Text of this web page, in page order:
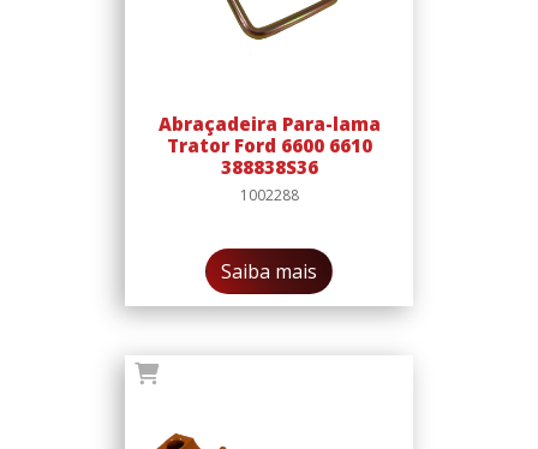
Abraçadeira Para-lama
Trator Ford 6600 6610
388838S36
1002288
Saiba mais